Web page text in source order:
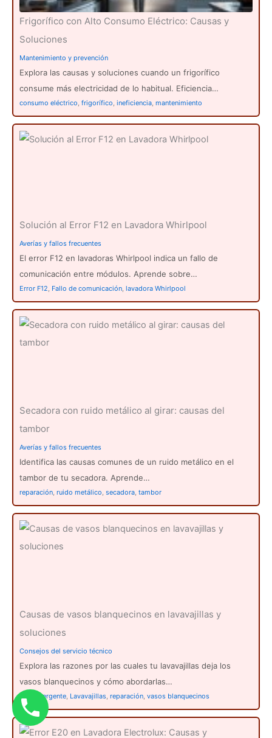
Frigorífico con Alto Consumo Eléctrico: Causas y
Soluciones
Mantenimiento y prevención
Explora las causas y soluciones cuando un frigorífico
consume más electricidad de lo habitual. Eficiencia…
consumo eléctrico, frigorífico, ineficiencia, mantenimiento
Solución al Error F12 en Lavadora Whirlpool
Averías y fallos frecuentes
El error F12 en lavadoras Whirlpool indica un fallo de
comunicación entre módulos. Aprende sobre…
Error F12, Fallo de comunicación, lavadora Whirlpool
Secadora con ruido metálico al girar: causas del
tambor
Averías y fallos frecuentes
Identifica las causas comunes de un ruido metálico en el
tambor de tu secadora. Aprende…
reparación, ruido metálico, secadora, tambor
Causas de vasos blanquecinos en lavavajillas y
soluciones
Consejos del servicio técnico
Explora las razones por las cuales tu lavavajillas deja los
vasos blanquecinos y cómo abordarlas…
detergente, Lavavajillas, reparación, vasos blanquecinos